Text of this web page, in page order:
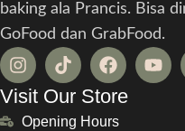
baking ala Prancis. Bisa
GoFood dan GrabFood.
Visit Our Store
Opening Hours